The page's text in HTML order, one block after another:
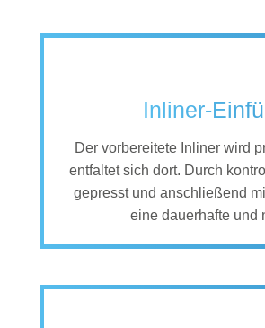
Inliner-
Der vorbereitete Inliner wird
entfaltet sich dort. Durch
gepresst und anschließend
eine dauerhafte und